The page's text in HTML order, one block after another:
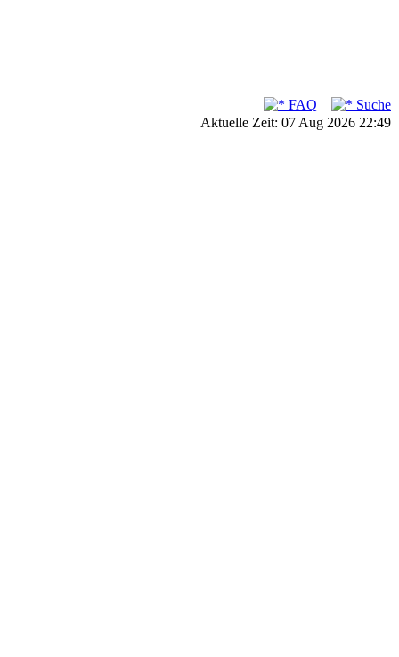
FAQ
Suche
Aktuelle Zeit: 07 Aug 2026 22:49